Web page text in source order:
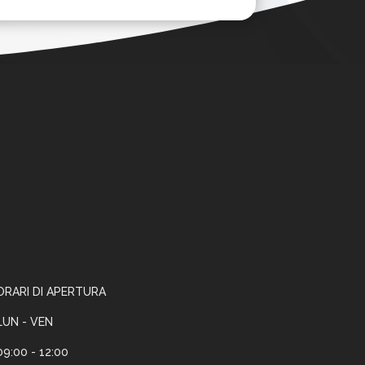
DI APERTURA
- VEN
- 12:00